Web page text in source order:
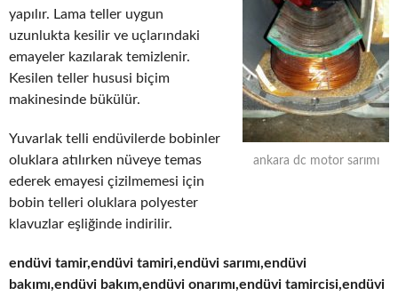
ankara dc motor sarımı
yapılır. Lama teller uygun
uzunlukta kesilir ve uçlarındaki
emayeler kazılarak temizlenir.
Kesilen teller hususi biçim
makinesinde bükülür.
Yuvarlak telli endüvilerde bobinler
oluklara atılırken nüveye temas
ederek emayesi çizilmemesi için
bobin telleri oluklara polyester
klavuzlar eşliğinde indirilir.
endüvi tamir,endüvi tamiri,endüvi sarımı,endüvi
bakımı,endüvi bakım,endüvi onarımı,endüvi tamircisi,endüvi